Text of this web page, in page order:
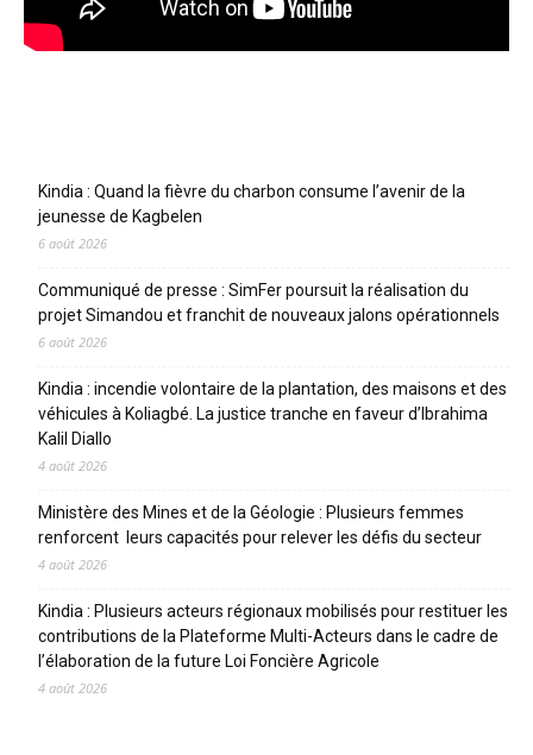
Kindia : Quand la fièvre du charbon consume l’avenir de la
jeunesse de Kagbelen
6 août 2026
Communiqué de presse : SimFer poursuit la réalisation du
projet Simandou et franchit de nouveaux jalons opérationnels
6 août 2026
Kindia : incendie volontaire de la plantation, des maisons et des
véhicules à Koliagbé. La justice tranche en faveur d’Ibrahima
Kalil Diallo
4 août 2026
Ministère des Mines et de la Géologie : Plusieurs femmes
renforcent leurs capacités pour relever les défis du secteur
4 août 2026
Kindia : Plusieurs acteurs régionaux mobilisés pour restituer les
contributions de la Plateforme Multi-Acteurs dans le cadre de
l’élaboration de la future Loi Foncière Agricole
4 août 2026